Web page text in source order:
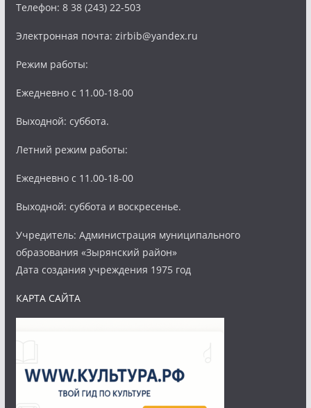
Телефон: 8 38 (243) 22-503
Электронная почта: zirbib@yandex.ru
Режим работы:
Ежедневно с 11.00-18-00
Выходной: суббота.
Летний режим работы:
Ежедневно с 11.00-18-00
Выходной: суббота и воскресенье.
Учредитель: Администрация муниципального
образования «Зырянский район»
Дата создания учреждения 1975 год
КАРТА САЙТА